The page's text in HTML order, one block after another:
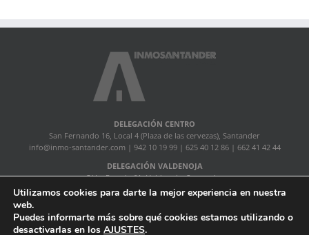
DELEGACIÓN CENTRO
San Fernando 16, Local 4 (Plaza de las cervezas), Santander
info@inmo-santander.com| 942 10 19 99 | 625 40 12 86 | 662 41 42 44
DELEGACIÓN VALDENOJA
C/ La Pereda 6A, Valdenoja, Santander
lapereda@inmo-santander.com | 942 88 83 82
InmoSantander |Política de privacidad|Acerca de
Utilizamos cookies para darte la mejor experiencia en nuestra
web.
Puedes informarte más sobre qué cookies estamos utilizando o
desactivarlas en los AJUSTES.